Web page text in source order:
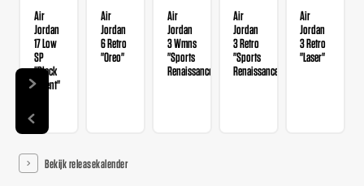
Air
Jordan
17 Low
SP
"Black
Patent"
Air
Jordan
6 Retro
"Oreo"
Air
Jordan
3 Wmns
"Sports
Renaissance"
Air
Jordan
3 Retro
"Sports
Renaissance"
Air
Jordan
3 Retro
"Laser"
Bekijk releasekalender